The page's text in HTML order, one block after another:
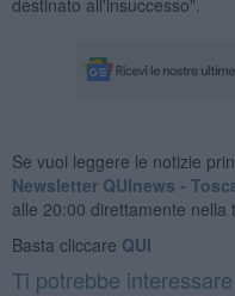
Se vuoi leggere le notizie
Newsletter QUInews -
alle 20:00 direttamente nella
Basta cliccare QUI
Ti potrebbe